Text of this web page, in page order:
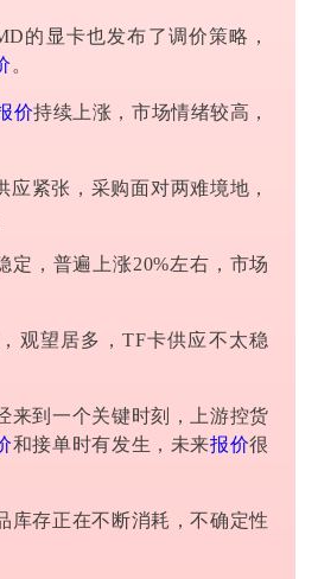
的显卡也发布了调价策略，
。
价持续上涨，市场情绪较高，
应紧张，采购面对两难境地，
定，普遍上涨20%左右，市场
观望居多，TF卡供应不太稳
来到一个关键时刻，上游控货
和接单时有发生，未来报价很
库存正在不断消耗，不确定性